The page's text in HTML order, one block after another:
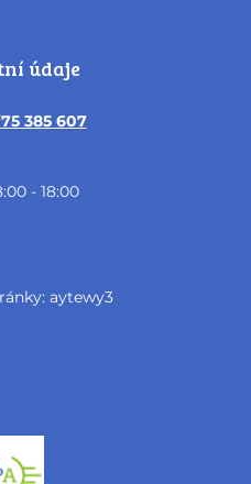
údaje
385 607
- 18:00
aytewy3